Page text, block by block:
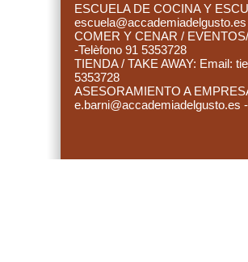
ESCUELA DE COCINA Y
es
COMER Y CENAR /
-Telèfono 91 5353728
TIENDA / TAKE AWAY: Email:
5353728
ASESORAMIENTO A
e.barni@accademiadelgusto.es